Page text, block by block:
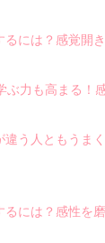
には？感覚開
ぶ力も高まる！
う人ともうま
には？感性を